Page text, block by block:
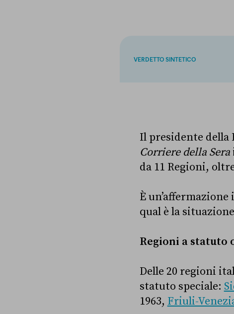
VERDETTO SINTETICO
Il presidente della
Corriere della Sera
da 11 Regioni,
È
qual è la
Regioni a statuto
Delle 20 regioni
statuto speciale:
1963, Friuli-